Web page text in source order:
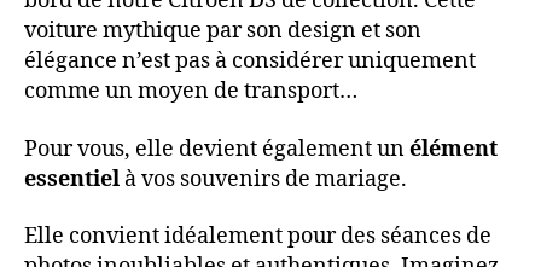
voiture mythique par son design et son
élégance n’est pas à considérer uniquement
comme un moyen de transport…
Pour vous, elle devient également unélément
essentiel à vos souvenirs de mariage.
Elle convient idéalement pour des séances de